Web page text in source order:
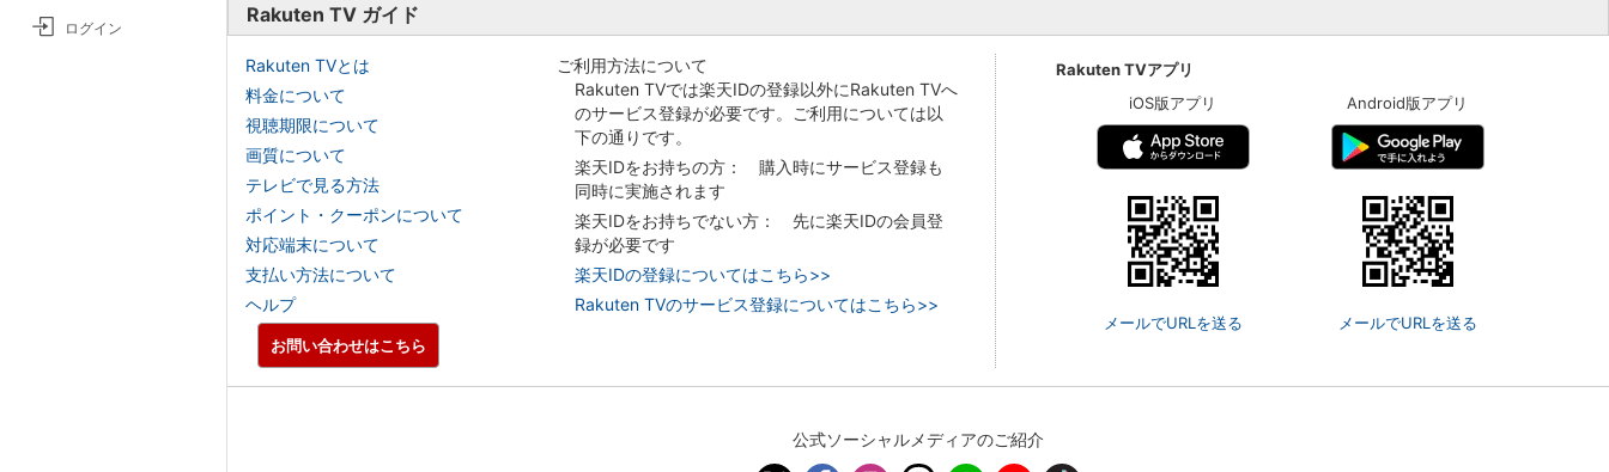
ログイン
Rakuten TV ガイド
Rakuten TVとは
料金について
視聴期限について
画質について
テレビで見る方法
ポイント・クーポンについて
対応端末について
支払い方法について
ヘルプ
ご利用方法について
Rakuten TVでは楽天IDの登録以外にRakuten TVへ
のサービス登録が必要です。ご利用については以
下の通りです。
楽天IDをお持ちの方： 購入時にサービス登録も
同時に実施されます
楽天IDをお持ちでない方： 先に楽天IDの会員登
録が必要です
楽天IDの登録についてはこちら>>
Rakuten TVのサービス登録についてはこちら>>
Rakuten TVアプリ
iOS版アプリ
メールでURLを送る
Android版アプリ
メールでURLを送る
お問い合わせはこちら
公式ソーシャルメディアのご紹介